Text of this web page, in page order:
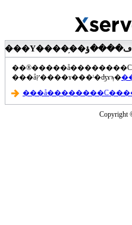
���åץ����ɤ���ˡ�ʤɤϡ�
Copyright